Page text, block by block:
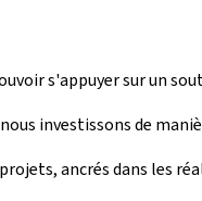
s'appuyer sur un
investissons de
ancrés dans les